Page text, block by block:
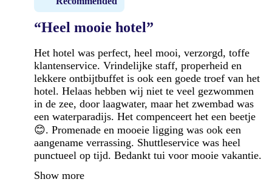
“Heel mooie hotel”
Het hotel was perfect, heel mooi, verzorgd, toffe
klantenservice. Vrindelijke staff, properheid en
lekkere ontbijtbuffet is ook een goede troef van het
hotel. Helaas hebben wij niet te veel gezwommen
in de zee, door laagwater, maar het zwembad was
een waterparadijs. Het compenceert het een beetje
😊. Promenade en mooeie ligging was ook een
aangename verrassing. Shuttleservice was heel
punctueel op tijd. Bedankt tui voor mooie vakantie.
Show more